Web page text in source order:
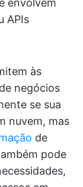
envolvem
APIs
às
negócios
se sua
nuvem, mas
de
pode